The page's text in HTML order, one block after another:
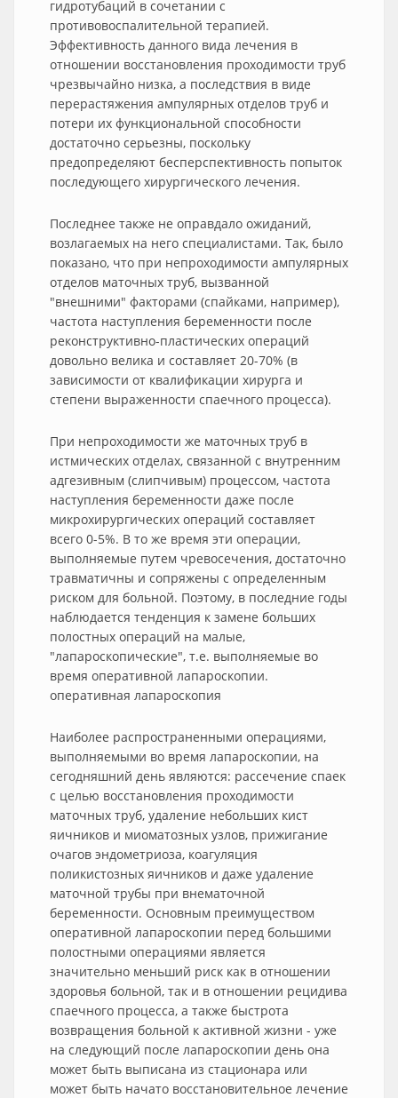
гидротубаций в сочетании с
противовоспалительной терапией.
Эффективность данного вида лечения в
отношении восстановления проходимости труб
чрезвычайно низка, а последствия в виде
перерастяжения ампулярных отделов труб и
потери их функциональной способности
достаточно серьезны, поскольку
предопределяют бесперспективность попыток
последующего хирургического лечения.
Последнее также не оправдало ожиданий,
возлагаемых на него специалистами. Так, было
показано, что при непроходимости ампулярных
отделов маточных труб, вызванной
"внешними" факторами (спайками, например),
частота наступления беременности после
реконструктивно-пластических операций
довольно велика и составляет 20-70% (в
зависимости от квалификации хирурга и
степени выраженности спаечного процесса).
При непроходимости же маточных труб в
истмических отделах, связанной с внутренним
адгезивным (слипчивым) процессом, частота
наступления беременности даже после
микрохирургических операций составляет
всего 0-5%. В то же время эти операции,
выполняемые путем чревосечения, достаточно
травматичны и сопряжены с определенным
риском для больной. Поэтому, в последние годы
наблюдается тенденция к замене больших
полостных операций на малые,
"лапароскопические", т.е. выполняемые во
время оперативной лапароскопии.
оперативная лапароскопия
Наиболее распространенными операциями,
выполняемыми во время лапароскопии, на
сегодняшний день являются: рассечение спаек
с целью восстановления проходимости
маточных труб, удаление небольших кист
яичников и миоматозных узлов, прижигание
очагов эндометриоза, коагуляция
поликистозных яичников и даже удаление
маточной трубы при внематочной
беременности. Основным преимуществом
оперативной лапароскопии перед большими
полостными операциями является
значительно меньший риск как в отношении
здоровья больной, так и в отношении рецидива
спаечного процесса, а также быстрота
возвращения больной к активной жизни - уже
на следующий после лапароскопии день она
может быть выписана из стационара или
может быть начато восстановительное лечение